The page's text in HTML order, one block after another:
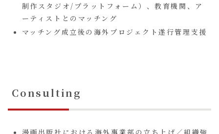
制作スタジオ/プラットフォーム）、教育機関、ア
ーティストとのマッチング
マッチング成立後の海外プロジェクト遂行管理支援
Consulting
漫画出版社における海外事業部の立ち上げ／組織強